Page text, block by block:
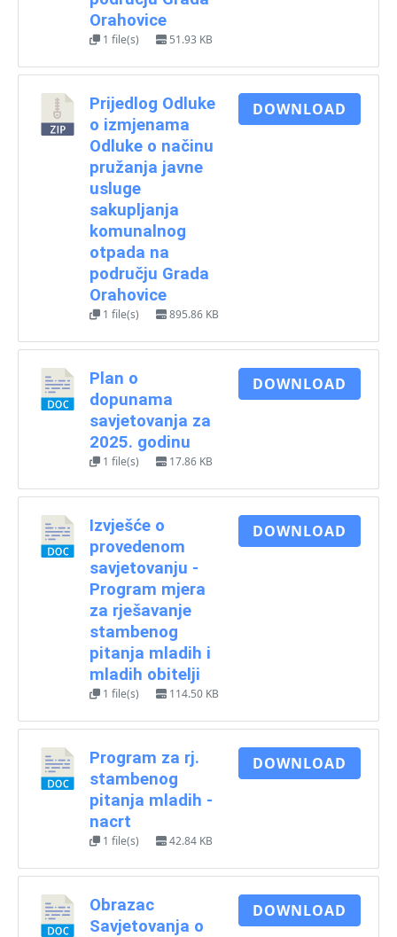
Orahovice
1 file(s) 51.93 KB
Prijedlog Odluke
o izmjenama
Odluke o načinu
pružanja javne
usluge
sakupljanja
komunalnog
otpada na
području Grada
Orahovice
1 file(s) 895.86 KB
DOWNLOAD
Plan o
dopunama
savjetovanja za
2025. godinu
1 file(s) 17.86 KB
DOWNLOAD
Izvješće o
provedenom
savjetovanju -
Program mjera
za rješavanje
stambenog
pitanja mladih i
mladih obitelji
1 file(s) 114.50 KB
DOWNLOAD
Program za rj.
stambenog
pitanja mladih -
nacrt
1 file(s) 42.84 KB
DOWNLOAD
Obrazac
Savjetovanja o
DOWNLOAD